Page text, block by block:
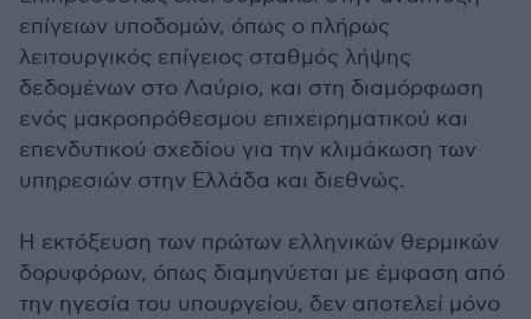
επίγειων υποδομών, όπως ο πλήρως
λειτουργικός επίγειος σταθμός λήψης
δεδομένων στο Λαύριο, και στη διαμόρφωση
ενός μακροπρόθεσμου επιχειρηματικού και
επενδυτικού σχεδίου για την κλιμάκωση των
υπηρεσιών στην Ελλάδα και διεθνώς.
Η εκτόξευση των πρώτων ελληνικών θερμικών
δορυφόρων, όπως διαμηνύεται με έμφαση από
την ηγεσία του υπουργείου, δεν αποτελεί μόνο